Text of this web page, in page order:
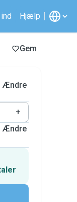
Hjælp
Gem
Ændre
+
Ændre